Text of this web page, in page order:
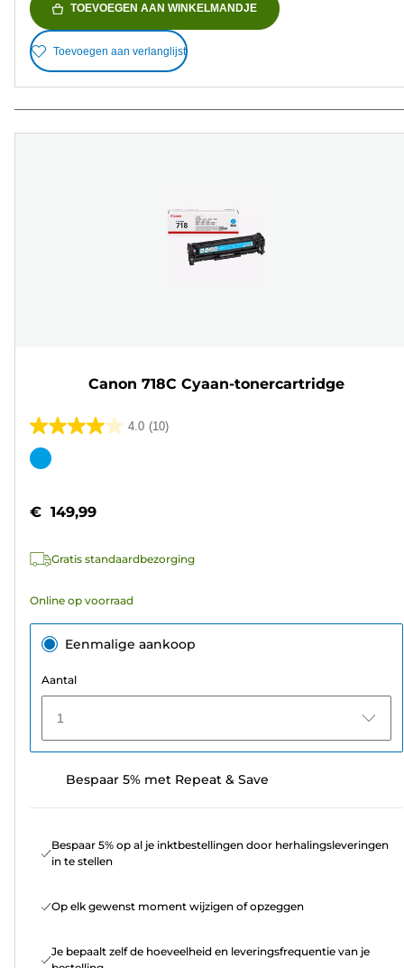
TOEVOEGEN AAN WINKELMANDJE
Toevoegen aan verlanglijst
Canon 718C Cyaan-tonercartridge
4.0 (10)
4.0
van
sterren.
beoordelingen
Kleurencartridge
€ 149,99
Gratis standaardbezorging
Online op voorraad
Eenmalige aankoop
Aantal
1
Bespaar 5% met Repeat & Save
Bespaar 5% op al je inktbestellingen door herhalingsleveringen
in te stellen
Op elk gewenst moment wijzigen of opzeggen
Je bepaalt zelf de hoeveelheid en leveringsfrequentie van je